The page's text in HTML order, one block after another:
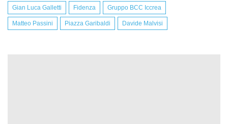
Gian Luca Galletti Fidenza Gruppo BCC Iccrea
Matteo Passini Piazza Garibaldi Davide Malvisi